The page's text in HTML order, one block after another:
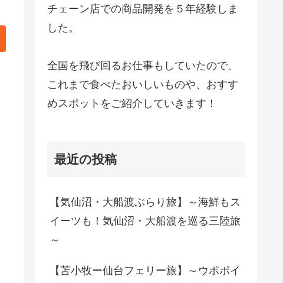
チェーン店での商品開発を５年経験しま
した。
全国を飛び回るお仕事もしていたので、
これまで食べたおいしいものや、おすす
めスポットをご紹介していきます！
最近の投稿
【気仙沼・大船渡ぶらり旅】～海鮮もス
イーツも！気仙沼・大船渡を巡る三陸旅
～
【苫小牧ー仙台フェリー旅】～ウポポイ